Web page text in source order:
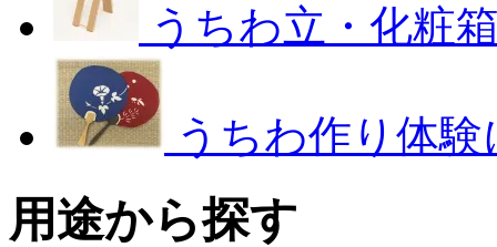
うちわ立・化粧
うちわ作り体
用途から探す